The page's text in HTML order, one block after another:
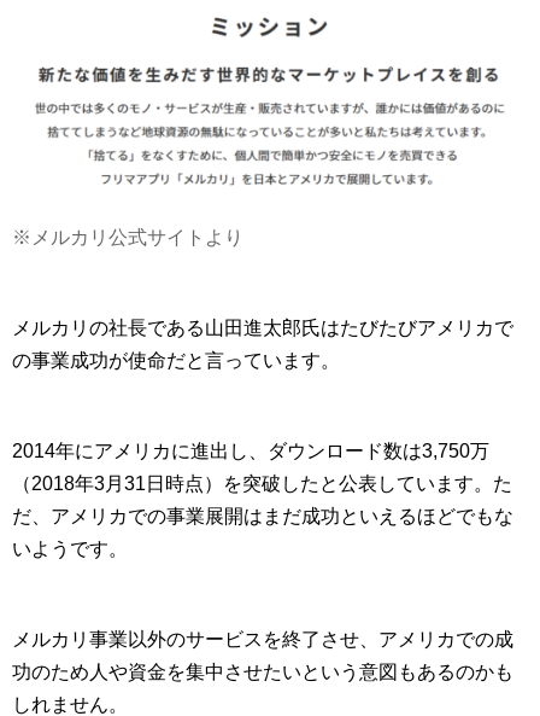
※メルカリ公式サイトより
メルカリの社長である山田進太郎氏はたびたびアメリカで
の事業成功が使命だと言っています。
2014年にアメリカに進出し、ダウンロード数は3,750万
（2018年3月31日時点）を突破したと公表しています。た
だ、アメリカでの事業展開はまだ成功といえるほどでもな
いようです。
メルカリ事業以外のサービスを終了させ、アメリカでの成
功のため人や資金を集中させたいという意図もあるのかも
しれません。